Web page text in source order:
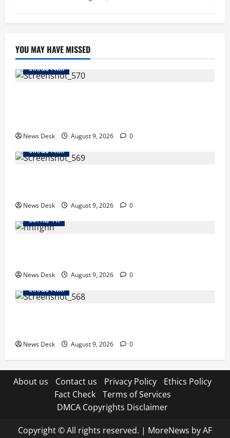
YOU MAY HAVE MISSED
उत्तराखंड स्पेशल
News Desk August 9, 2026
0
उत्तराखंड स्पेशल
News Desk August 9, 2026
0
उधम सिंह नगर
News Desk August 9, 2026
0
उत्तराखंड स्पेशल
News Desk August 9, 2026 0
About us Contact us Privacy Policy
Ethics Policy
Fact Check
Terms of Services
DMCA Copyrights Disclaimer
Copyright © All rights reserved. | MoreNews by AF